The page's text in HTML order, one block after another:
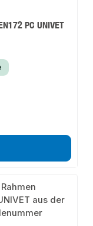
PC UNIVET